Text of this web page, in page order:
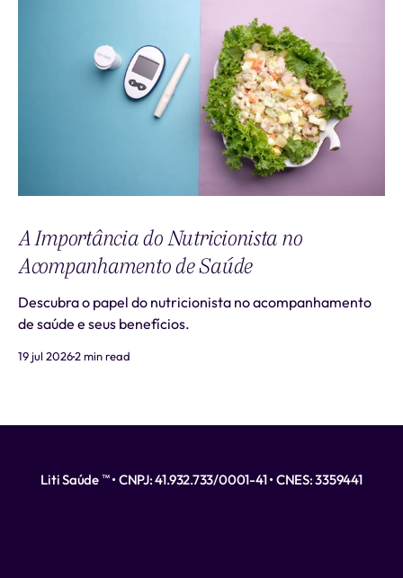
A Importância do Nutricionista no
Acompanhamento de Saúde
Descubra o papel do nutricionista no acompanhamento
de saúde e seus benefícios.
19 jul 20262 min read
Liti Saúde ™ • CNPJ: 41.932.733/0001-41 • CNES: 3359441